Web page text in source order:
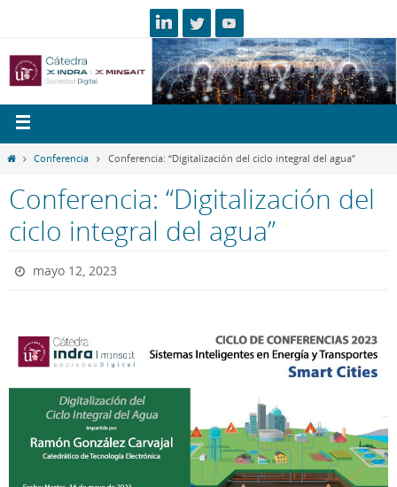
Conferencia Conferencia: “Digitalización del ciclo integral del agua”
Conferencia: “Digitalización del
ciclo integral del agua”
mayo 12, 2023